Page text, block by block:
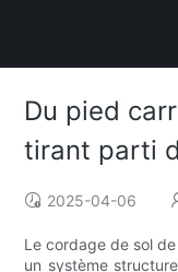
Du pied
tirant parti
2025-04-06
Le cordage de sol
un système